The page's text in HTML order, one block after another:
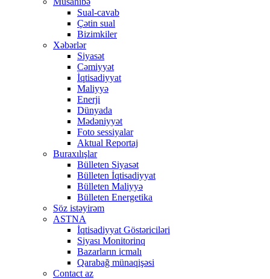
Sual-cavab
Çətin sual
Bizimkiler
Xəbərlər
Siyasət
Cəmiyyət
İqtisadiyyat
Maliyyə
Enerji
Dünyada
Mədəniyyət
Foto sessiyalar
Aktual Reportaj
Buraxılışlar
Bülleten Siyasət
Bülleten İqtisadiyyat
Bülleten Maliyyə
Bülleten Energetika
Söz istəyirəm
ASTNA
İqtisadiyyat Göstəriciləri
Siyası Monitorinq
Bazarların icmalı
Qarabağ münaqişəsi
Contact az